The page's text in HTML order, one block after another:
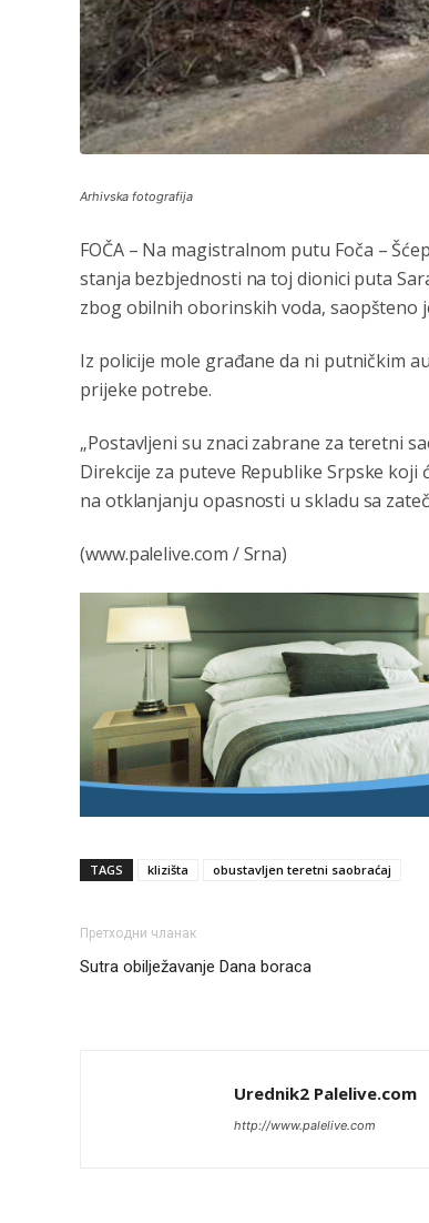
Arhivska fotografija
FOČA – Na magistralnom putu Foča –
stanja bezbjednosti na toj dionici puta
zbog obilnih oborinskih voda, saopšteno
Iz policije mole građane da ni putničkim
prijeke potrebe.
„Postavljeni su znaci zabrane za teretni
Direkcije za puteve Republike Srpske
na otklanjanju opasnosti u skladu sa
(www.palelive.com / Srna)
TAGS klizišta obustavljen teretni saobraćaj
Претходни чланак
Sutra obilježavanje Dana boraca
Urednik2 Palelive.com
http://www.palelive.com